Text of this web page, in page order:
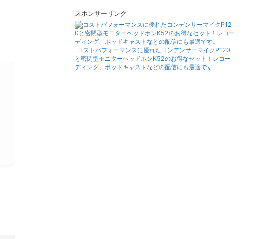
スポンサーリンク
コストパフォーマンスに優れたコンデンサーマイクP120
と密閉型モニターヘッドホンK52のお得なセット！レコー
ディング、ポッドキャストなどの配信にも最適です